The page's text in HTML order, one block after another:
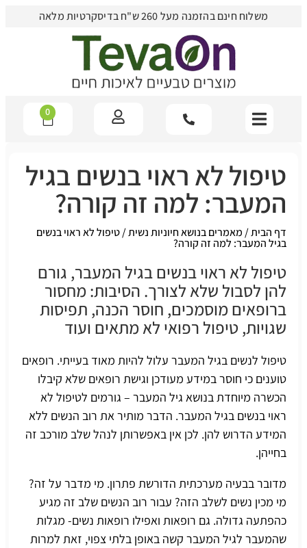
משלוח חינם בהזמנה מעל 260 ש"ח בדיסקרטיות מלאה
0
טיפול לא ראוי בנשים בגיל
המעבר: למה זה קורה?
דף הבית/ מאמרים בנושא חיוניות נשית/טיפול לא ראוי בנשים
בגיל המעבר: למה זה קורה?
טיפול לא ראוי בנשים בגיל המעבר, גורם
להן לסבול שלא לצורך. הסיבות: מחסור
ברופאים מוסמכים, חוסר הכנה, תפיסות
שגויות, טיפול רפואי לא מתאים ועוד
טיפול לנשים בגיל המעבר עלול להיות מאוד בעייתי. רופאים
טוענים כי חוסר במידע מעודכן וגישת רופאים שלא קיבלו
הכשרה מיוחדת בנושא גיל המעבר – גורמים לטיפול לא
ראוי בנשים בגיל המעבר. הדבר מותיר את רוב הנשים ללא
המידע הדרוש להן. לכן אין באפשרותן לנהל שלב מורכב זה
בחייהן.
מדובר בבעיה מערכתית הדורשת פתרון. מי מדבר על זה?
מי מכין נשים לשלב הזה? עבור רוב הנשים שלב זה מגיע
כהפתעה גדולה. גם רופאות ואפילו רופאות נשים- מגלות
שהמעבר לגיל המעבר קשה באופן בלתי צפוי, זאת למרות